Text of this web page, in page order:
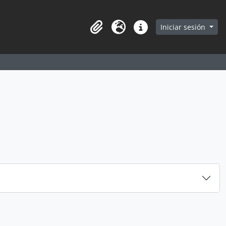
in browse page
Portapapeles
Idioma Enlaces rápidos
Iniciar sesión